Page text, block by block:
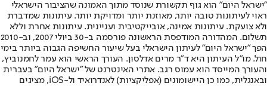
"ישראל היום" הוא גוף תקשורת שנוסד מתוך האמונה שהציבור הישראלי
ראוי לעיתונות טובה יותר, מאוזנת יותר ומדויקת יותר. עיתונות שמדברת
ולא צועקת. עיתונות אמינה, אובייקטיבית ועניינית. עיתונות אחרת וללא
תשלום. המהדורה המודפסת הראשונה פורסמה ב-30 ביולי 2007, וב-2010
הפך "ישראל היום" לעיתון הישראלי בעל שיעור החשיפה הגבוה ביותר בימי
חול. מו"ל העיתון היא ד"ר מרים אדלסון. העורך הראשי הוא עמר לחמנוביץ,
והעורך המייסד הוא עמוס רגב. אתרי האינטרנט של "ישראל היום" בעברית
ובאנגלית, כמו כן היישומונים (אפליקציות) לאנדרואיד ול-iOS, מציגים